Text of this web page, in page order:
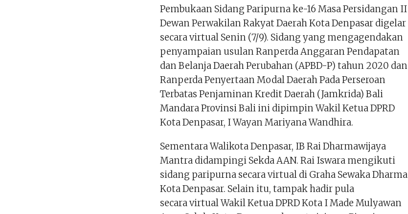
Pembukaan Sidang Paripurna ke-16 Masa Persidangan II
Dewan Perwakilan Rakyat Daerah Kota Denpasar digelar
secara virtual Senin (7/9). Sidang yang mengagendakan
penyampaian usulan Ranperda Anggaran Pendapatan
dan Belanja Daerah Perubahan (APBD-P) tahun 2020 dan
Ranperda Penyertaan Modal Daerah Pada Perseroan
Terbatas Penjaminan Kredit Daerah (Jamkrida) Bali
Mandara Provinsi Bali ini dipimpin Wakil Ketua DPRD
Kota Denpasar, I Wayan Mariyana Wandhira.
Sementara Walikota Denpasar, IB Rai Dharmawijaya
Mantra didampingi Sekda AAN. Rai Iswara mengikuti
sidang paripurna secara virtual di Graha Sewaka Dharma
Kota Denpasar. Selain itu, tampak hadir pula
secara virtual Wakil Ketua DPRD Kota I Made Mulyawan